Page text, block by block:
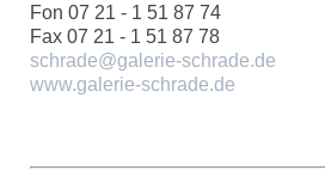
Fon 07 21 - 1 51 87 74
Fax 07 21 - 1 51 87 78
schrade@galerie-schrade.de
www.galerie-schrade.de